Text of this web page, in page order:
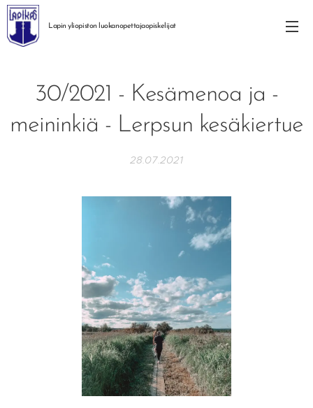
Lapin yliopiston luokanopettajaopiskelijat
30/2021 - Kesämenoa ja -
meininkiä - Lerpsun kesäkiertue
28.07.2021